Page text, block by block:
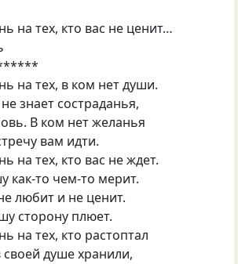
на тех, кто вас не ценит…
на тех, в ком нет души.
знает состраданья,
В ком нет желанья
вам идти.
на тех, кто вас не ждет.
как-то чем-то мерит.
любит и не ценит.
сторону плюет.
на тех, кто растоптал
своей душе хранили,